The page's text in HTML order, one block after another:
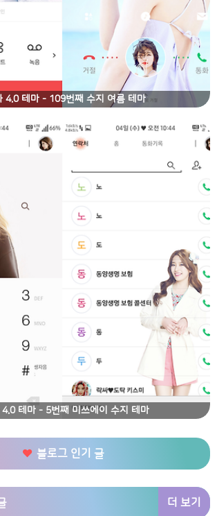
4.0 테마 - 109번째 수지 여름 테마
테마 - 5번째 미쓰에이 수지 테마
블로그 인기 글
더 보기